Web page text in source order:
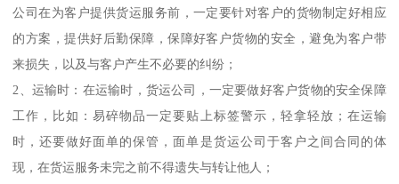
公司在为客户提供货运服务前，一定要针对客户的货物制定好相应
的方案，提供好后勤保障，保障好客户货物的安全，避免为客户带
来损失，以及与客户产生不必要的纠纷；
2、运输时：在运输时，货运公司，一定要做好客户货物的安全保障
工作，比如：易碎物品一定要贴上标签警示，轻拿轻放；在运输
时，还要做好面单的保管，面单是货运公司于客户之间合同的体
现，在货运服务未完之前不得遗失与转让他人；